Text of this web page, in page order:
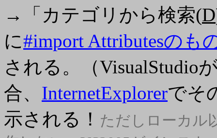
→「カテゴリから検索(D
に#import Attributesのも
される。（VisualStudio
合、 InternetExplorerでそ
示される！ ただしローカル